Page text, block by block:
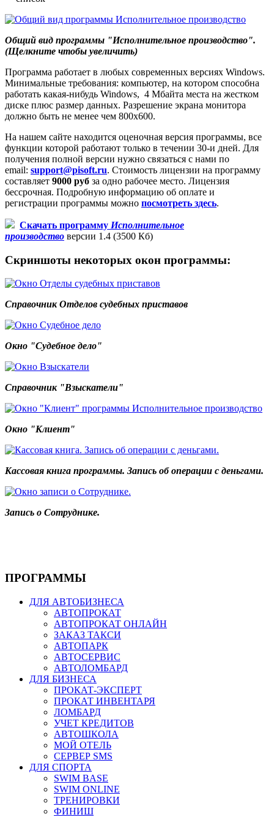
Общий вид программы "Исполнительное производство".
(Щелкните чтобы увеличить)
Программа работает в любых современных версиях Windows.
Минимальные требования: компьютер, на котором способна
работать какая-нибудь Windows, 4 Мбайта места на жестком
диске плюс размер данных. Разрешение экрана монитора
должно быть не менее чем 800x600.
На нашем сайте находится оценочная версия программы, все
функции которой работают только в течении 30-и дней. Для
получения полной версии нужно связаться с нами по
email: support@pisoft.ru. Стоимость лицензии на программу
составляет 9000 руб за одно рабочее место. Лицензия
бессрочная. Подробную информацию об оплате и
регистрации программы можно посмотреть здесь.
Скачать программу Исполнительное
производство версии 1.4 (3500 Кб)
Скриншоты некоторых окон программы:
Справочник Отделов судебных приставов
Окно "Судебное дело"
Справочник "Взыскатели"
Окно "Клиент"
Кассовая книга программы. Запись об операции с деньгами.
Запись о Сотруднике.
ПРОГРАММЫ
ДЛЯ АВТОБИЗНЕСА
АВТОПРОКАТ
АВТОПРОКАТ ОНЛАЙН
ЗАКАЗ ТАКСИ
АВТОПАРК
АВТОСЕРВИС
АВТОЛОМБАРД
ДЛЯ БИЗНЕСА
ПРОКАТ-ЭКСПЕРТ
ПРОКАТ ИНВЕНТАРЯ
ЛОМБАРД
УЧЕТ КРЕДИТОВ
АВТОШКОЛА
МОЙ ОТЕЛЬ
СЕРВЕР SMS
ДЛЯ СПОРТА
SWIM BASE
SWIM ONLINE
ТРЕНИРОВКИ
ФИНИШ